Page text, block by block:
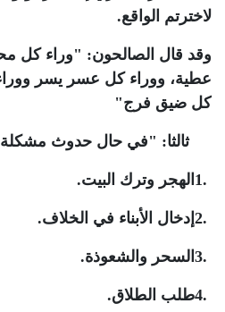
لاخترتم الواقع.
وقد قال الصالحون: "وراء كل
عطية، ووراء كل عسر يسر
كل ضيق فرج"
ثالثا: "في حال حدوث مشكلة
1. الهجر وترك البيت.
2. إدخال الأبناء في الخلاف.
3. السحر والشعوذة.
4.طلب الطلاق.